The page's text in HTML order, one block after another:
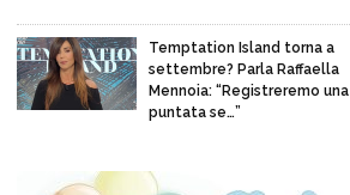
Temptation Island torna a
settembre? Parla Raffaella
Mennoia: “Registreremo una
puntata se…”